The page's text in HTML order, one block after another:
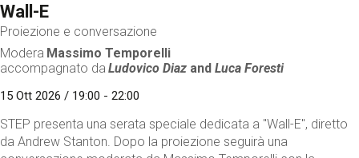
Wall-E
Proiezione e conversazione
Modera Massimo Temporelli
accompagnato da Ludovico Diaz andLuca Foresti
15 Ott 2026 / 19:00 - 22:00
STEP presenta una serata speciale dedicata a "Wall-E", diretto
da Andrew Stanton. Dopo la proiezione seguirà una